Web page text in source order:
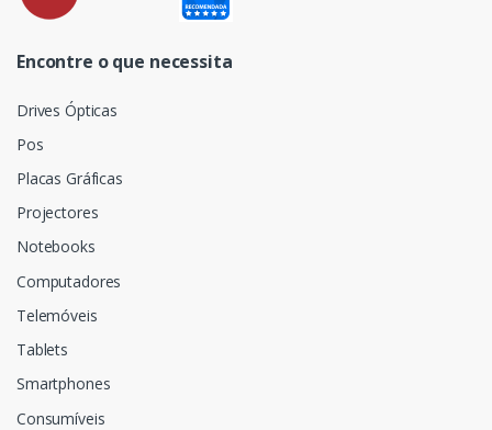
Encontre o que necessita
Drives Ópticas
Pos
Placas Gráficas
Projectores
Notebooks
Computadores
Telemóveis
Tablets
Smartphones
Consumíveis